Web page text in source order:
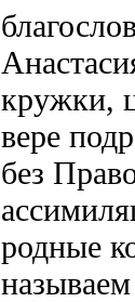
кружки,
вере
без
родные